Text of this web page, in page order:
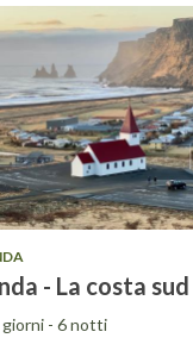
- La costa sud
giorni - 6 notti